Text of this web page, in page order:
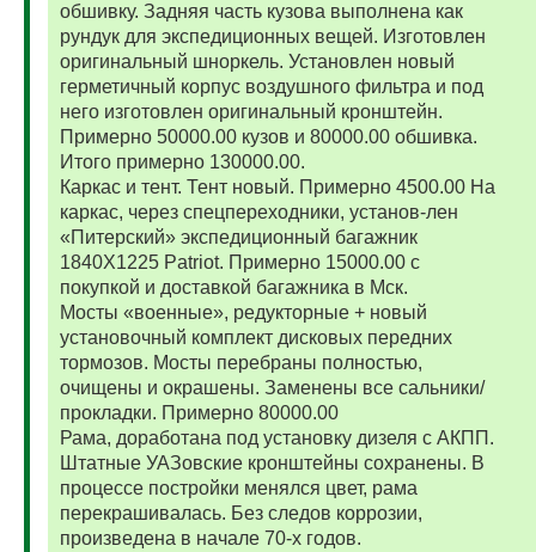
обшивку. Задняя часть кузова выполнена как
рундук для экспедиционных вещей. Изготовлен
оригинальный шноркель. Установлен новый
герметичный корпус воздушного фильтра и под
него изготовлен оригинальный кронштейн.
Примерно 50000.00 кузов и 80000.00 обшивка.
Итого примерно 130000.00.
Каркас и тент. Тент новый. Примерно 4500.00 На
каркас, через спецпереходники, установ-лен
«Питерский» экспедиционный багажник
1840Х1225 Patriot. Примерно 15000.00 с
покупкой и доставкой багажника в Мск.
Мосты «военные», редукторные + новый
установочный комплект дисковых передних
тормозов. Мосты перебраны полностью,
очищены и окрашены. Заменены все сальники/
прокладки. Примерно 80000.00
Рама, доработана под установку дизеля с АКПП.
Штатные УАЗовские кронштейны сохранены. В
процессе постройки менялся цвет, рама
перекрашивалась. Без следов коррозии,
произведена в начале 70-х годов.